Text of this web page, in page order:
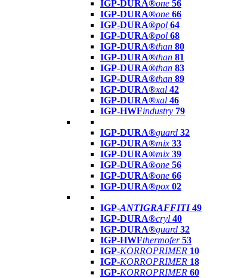
IGP-DURA®one 56
IGP-DURA®one 66
IGP-DURA®pol 64
IGP-DURA®pol 68
IGP-DURA®than 80
IGP-DURA®than 81
IGP-DURA®than 83
IGP-DURA®than 89
IGP-DURA®xal 42
IGP-DURA®xal 46
IGP-HWFindustry 79
IGP-DURA®guard 32
IGP-DURA®mix 33
IGP-DURA®mix 39
IGP-DURA®one 56
IGP-DURA®one 66
IGP-DURA®pox 02
IGP-ANTIGRAFFITI49
IGP-DURA®cryl 40
IGP-DURA®guard 32
IGP-HWFthermofer 53
IGP-KORROPRIMER 10
IGP-KORROPRIMER 18
IGP-KORROPRIMER 60